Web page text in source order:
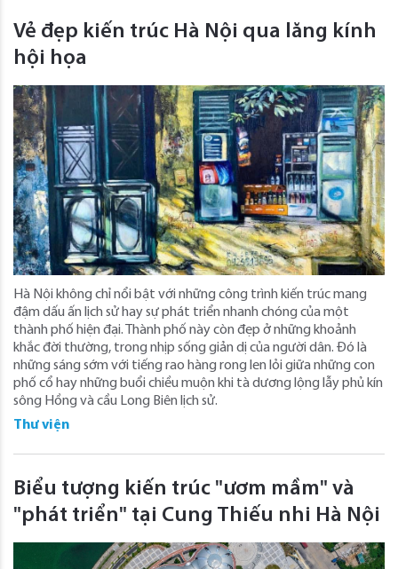
Vẻ đẹp kiến trúc Hà Nội qua lăng kính
hội họa
Hà Nội không chỉ nổi bật với những công trình kiến trúc mang
đậm dấu ấn lịch sử hay sự phát triển nhanh chóng của một
thành phố hiện đại. Thành phố này còn đẹp ở những khoảnh
khắc đời thường, trong nhịp sống giản dị của người dân. Đó là
những sáng sớm với tiếng rao hàng rong len lỏi giữa những con
phố cổ hay những buổi chiều muộn khi tà dương lộng lẫy phủ kín
sông Hồng và cầu Long Biên lịch sử.
Thư viện
Biểu tượng kiến trúc "ươm mầm" và
"phát triển" tại Cung Thiếu nhi Hà Nội